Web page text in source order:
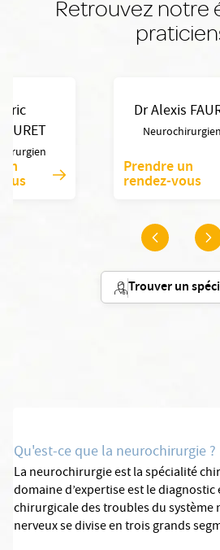
Retrouvez notre
Dr Alexis
Neurochirurgien
Prendre un
rendez-vous
Eric
Trouver un
Qu'est-ce que la neurochirurgie ?
La neurochirurgie est la spécialité
domaine d’expertise est le
chirurgicale des troubles du système
nerveux se divise en trois grands